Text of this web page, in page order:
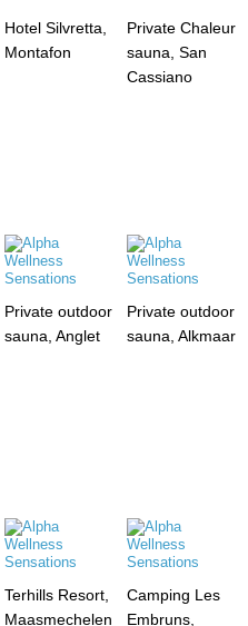
Hotel Silvretta,
Montafon
Private Chaleur
sauna, San
Cassiano
Private outdoor
sauna, Anglet
Private outdoor
sauna, Alkmaar
Terhills Resort,
Maasmechelen
Camping Les
Embruns,